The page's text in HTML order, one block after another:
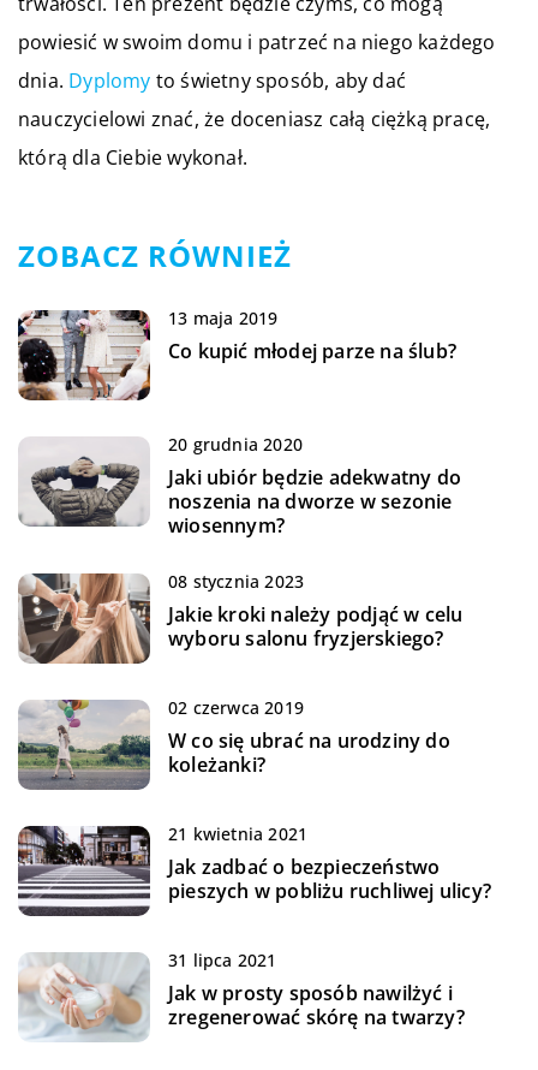
powiesić w swoim domu i patrzeć na niego każdego
dnia. Dyplomy to świetny sposób, aby dać
nauczycielowi znać, że doceniasz całą ciężką pracę,
którą dla Ciebie wykonał.
ZOBACZ RÓWNIEŻ
13 maja 2019
Co kupić młodej parze na ślub?
20 grudnia 2020
Jaki ubiór będzie adekwatny do
noszenia na dworze w sezonie
wiosennym?
08 stycznia 2023
Jakie kroki należy podjąć w celu
wyboru salonu fryzjerskiego?
02 czerwca 2019
W co się ubrać na urodziny do
koleżanki?
21 kwietnia 2021
Jak zadbać o bezpieczeństwo
pieszych w pobliżu ruchliwej ulicy?
31 lipca 2021
Jak w prosty sposób nawilżyć i
zregenerować skórę na twarzy?